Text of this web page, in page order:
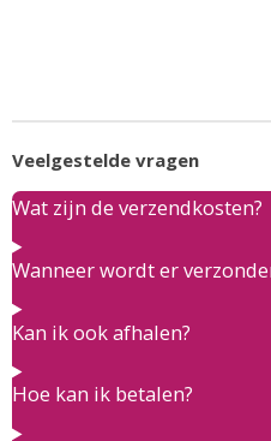
Veelgestelde vragen
Wat zijn de verzendkosten?
Wanneer wordt er
Kan ik ook afhalen?
Hoe kan ik betalen?